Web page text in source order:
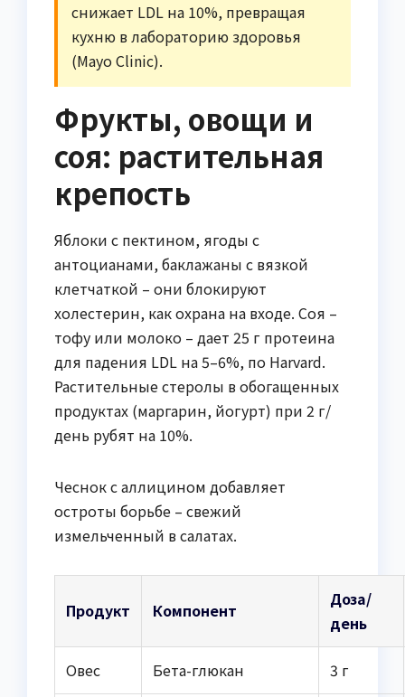
снижает LDL на 10%, превращая
кухню в лабораторию здоровья
(Mayo Clinic).
Фрукты, овощи и
соя: растительная
крепость
Яблоки с пектином, ягоды с
антоцианами, баклажаны с вязкой
клетчаткой – они блокируют
холестерин, как охрана на входе. Соя –
тофу или молоко – дает 25 г протеина
для падения LDL на 5–6%, по Harvard.
Растительные стеролы в обогащенных
продуктах (маргарин, йогурт) при 2 г/
день рубят на 10%.
Чеснок с аллицином добавляет
остроты борьбе – свежий
измельченный в салатах.
Продукт Компонент
Доза/
день
Овес Бета-глюкан 3 г